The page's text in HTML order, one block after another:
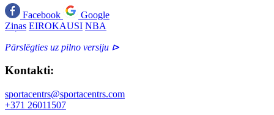
Facebook
Google
Ziņas EIROKAUSI NBA
Pārslēgties uz pilno versiju ⊳
Kontakti:
sportacentrs@sportacentrs.com
+371 26011507